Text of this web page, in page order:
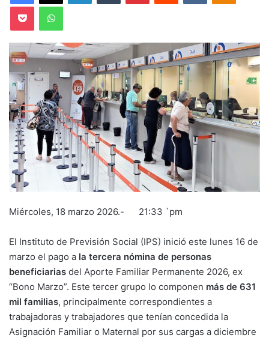
Pocket WhatsApp
Miércoles, 18 marzo 2026.- 21:33 `pm
El Instituto de Previsión Social (IPS) inició este lunes 16 de
marzo el pago a la tercera nómina de personas
beneficiarias del Aporte Familiar Permanente 2026, ex
“Bono Marzo”. Este tercer grupo lo componen más de 631
mil familias, principalmente correspondientes a
trabajadoras y trabajadores que tenían concedida la
Asignación Familiar o Maternal por sus cargas a diciembre